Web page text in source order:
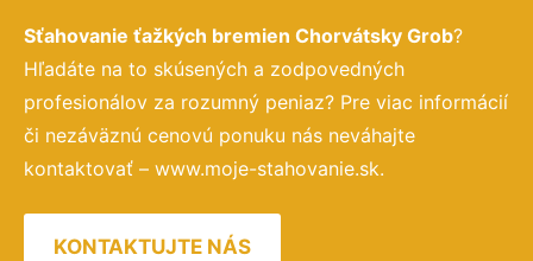
Sťahovanie ťažkých bremien Chorvátsky Grob?
Hľadáte na to skúsených a zodpovedných
profesionálov za rozumný peniaz? Pre viac informácií
či nezáväznú cenovú ponuku nás neváhajte
kontaktovať – www.moje-stahovanie.sk.
KONTAKTUJTE NÁS